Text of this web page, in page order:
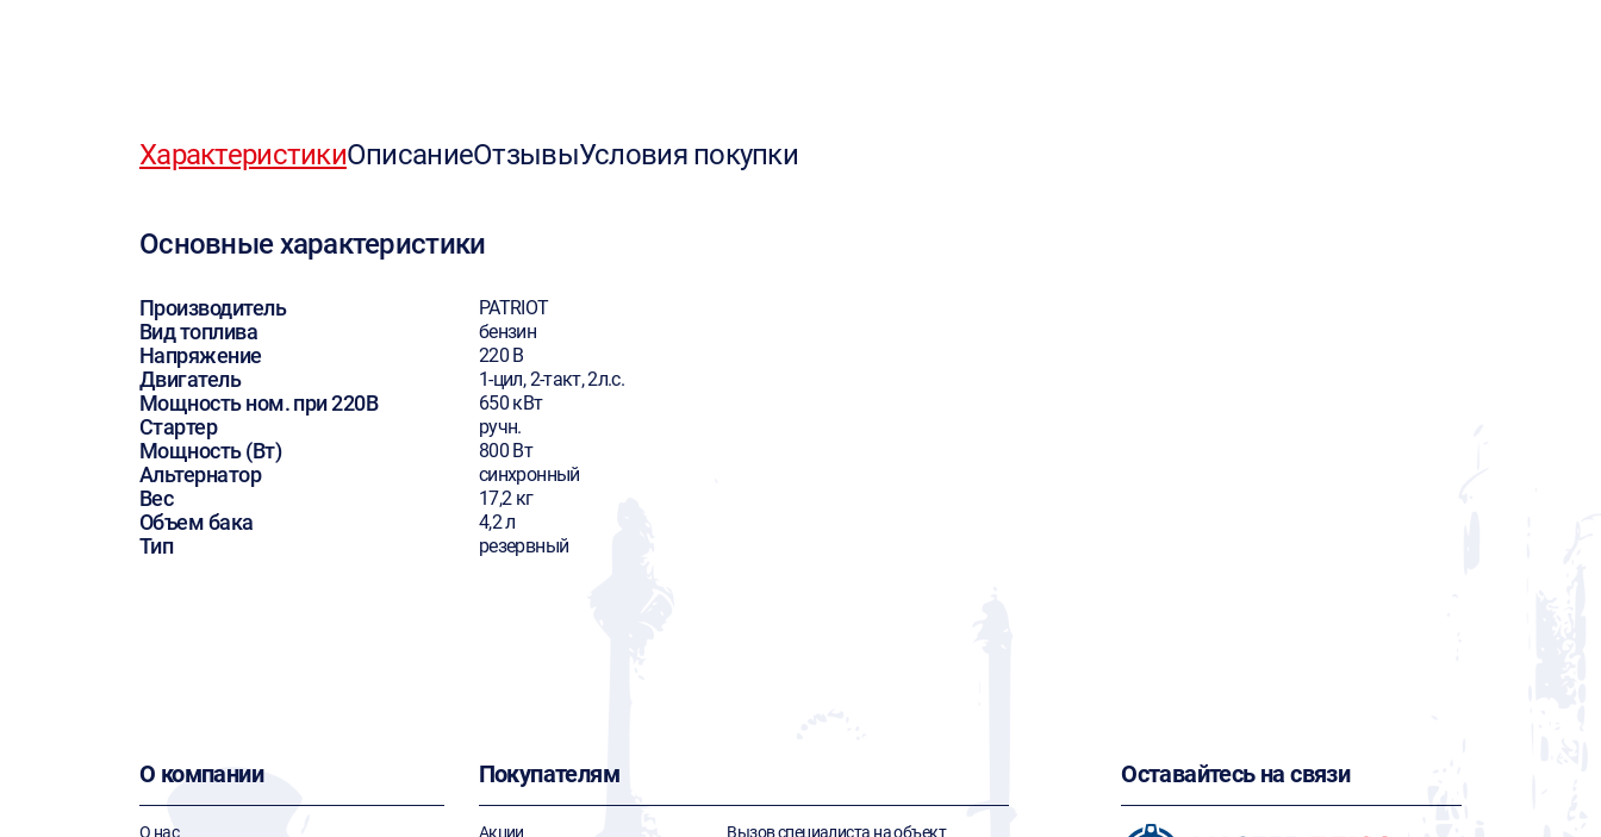
ХарактеристикиОписаниеОтзывыУсловия покупки
Основные характеристики
Производитель PATRIOT
Вид топлива бензин
Напряжение 220 В
Двигатель 1-цил, 2-такт, 2л.с.
Мощность ном. при 220В 650 кВт
Стартер ручн.
Мощность (Вт) 800 Вт
Альтернатор синхронный
Вес 17,2 кг
Объем бака 4,2 л
Тип резервный
О компании
О нас
Покупателям
Акции
Вызов специалиста на объект
Оставайтесь на связи